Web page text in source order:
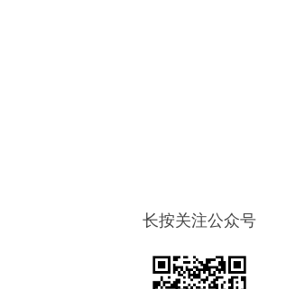
长按关注公众号